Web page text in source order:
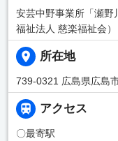
安芸中野事業所「瀬野
福祉法人 慈楽福祉会）
所在地
739-0321 広島県広島
アクセス
〇最寄駅